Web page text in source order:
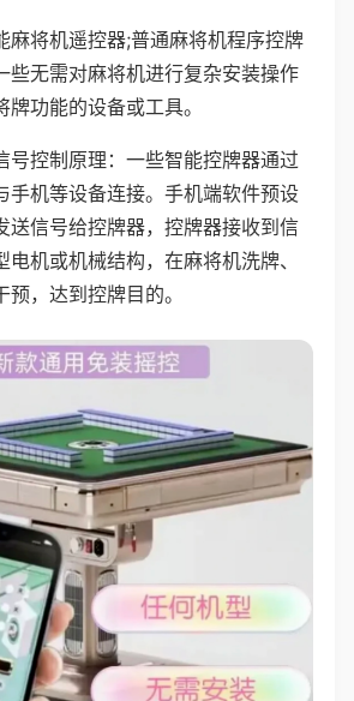
麻将机遥控器;普通麻将机程序控牌
些无需对麻将机进行复杂安装操作
功能的设备或工具。
号控制原理：一些智能控牌器通过
手机等设备连接。手机端软件预设
送信号给控牌器，控牌器接收到信
电机或机械结构，在麻将机洗牌、
，达到控牌目的。